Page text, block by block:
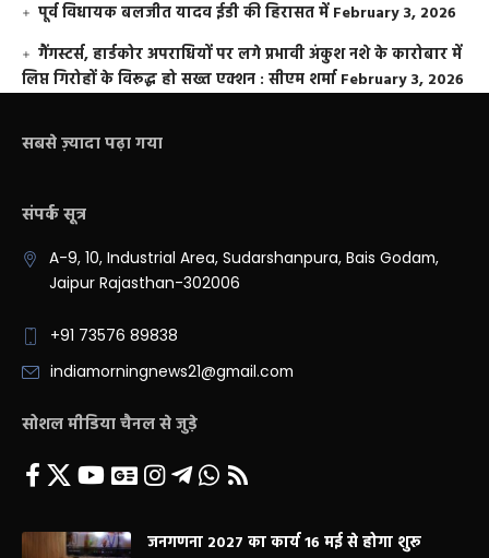
पूर्व विधायक बलजीत यादव ईडी की हिरासत में February 3, 2026
गैंगस्टर्स, हार्डकोर अपराधियों पर लगे प्रभावी अंकुश नशे के कारोबार में
लिप्त गिरोहों के विरूद्ध हो सख्त एक्शन : सीएम शर्मा February 3, 2026
सबसे ज़्यादा पढ़ा गया
संपर्क सूत्र
A-9, 10, Industrial Area, Sudarshanpura, Bais Godam,
Jaipur Rajasthan-302006
+91 73576 89838
indiamorningnews21@gmail.com
सोशल मीडिया चैनल से जुड़े
जनगणना 2027 का कार्य 16 मई से होगा शुरू